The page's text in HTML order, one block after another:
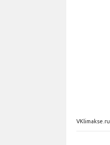
VKlimakse.ru